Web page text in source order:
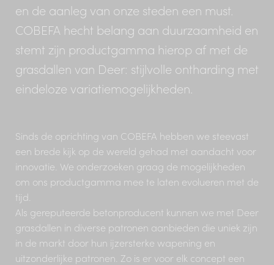
en de aanleg van onze steden een must.
COBEFA hecht belang aan duurzaamheid en
stemt zijn productgamma hierop af met de
grasdallen van Deer: stijlvolle ontharding met
eindeloze variatiemogelijkheden.
Sinds de oprichting van COBEFA hebben we steevast
een brede kijk op de wereld gehad met aandacht voor
innovatie. We onderzoeken graag de mogelijkheden
om ons productgamma mee te laten evolueren met de
tijd.
Als gereputeerde betonproducent kunnen we met Deer
grasdallen in diverse patronen aanbieden die uniek zijn
in de markt door hun ijzersterke wapening en
uitzonderlijke patronen. Zo is er voor elk concept een